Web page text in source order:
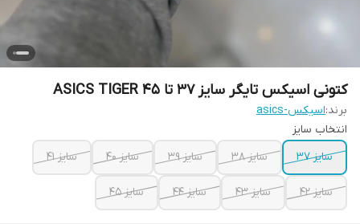
کتونی اسیکس تایگر سایز 37 تا 45 ASICS TIGER
برند:اسیکس-asics
انتخاب سایز
سایز 37
سایز 38 سایز 39 سایز 40 سایز 41
سایز 42 سایز 43 سایز 44 سایز 45